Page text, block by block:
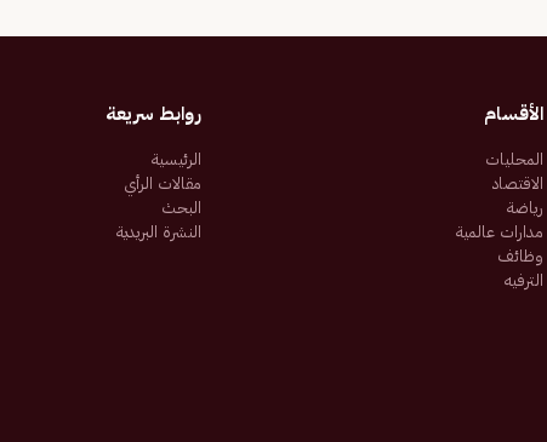
الأقسام
المحليات
الاقتصاد
رياضة
مدارات عالمية
وظائف
الترفيه
روابط سريعة
الرئيسية
مقالات الرأي
البحث
النشرة البريدية